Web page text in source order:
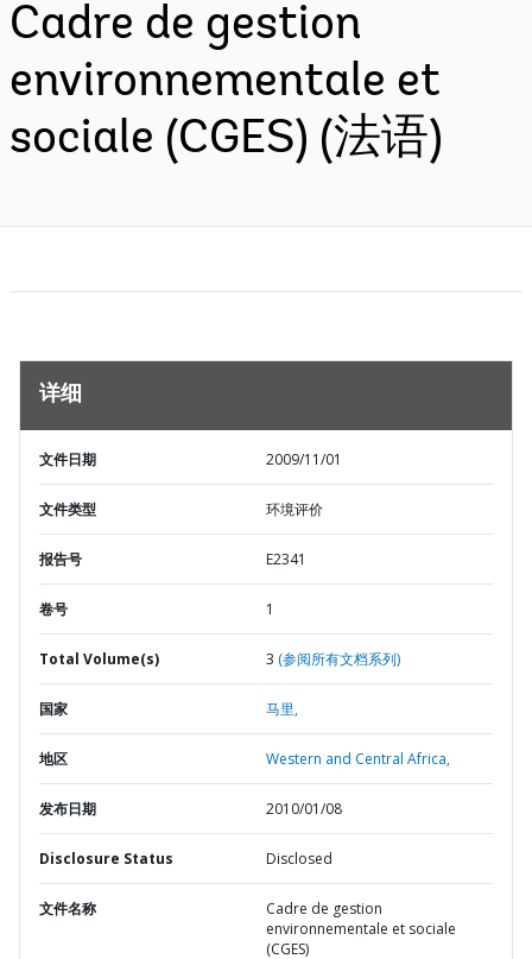
Cadre de gestion
environnementale et
sociale (CGES) (法语)
详细
文件日期 2009/11/01
文件类型 环境评价
报告号 E2341
卷号 1
Total Volume(s) 3 (参阅所有文档系列)
国家 马里,
地区 Western and Central Africa,
发布日期 2010/01/08
Disclosure Status Disclosed
文件名称
Cadre de gestion
environnementale et sociale
(CGES)